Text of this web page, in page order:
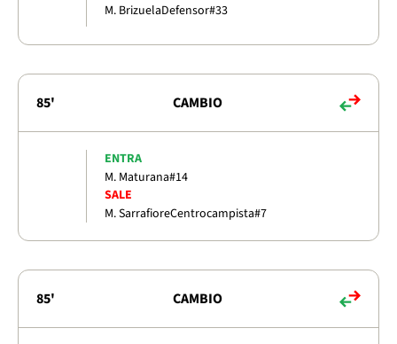
M. BrizuelaDefensor#33
85' CAMBIO
ENTRA
M. Maturana#14
SALE
M. SarrafioreCentrocampista#7
85' CAMBIO